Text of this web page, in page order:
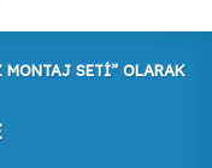
MONTAJ SETI” OLARAK